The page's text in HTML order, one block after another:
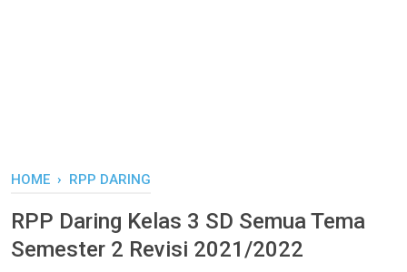
HOME › RPP DARING
RPP Daring Kelas 3 SD Semua Tema
Semester 2 Revisi 2021/2022